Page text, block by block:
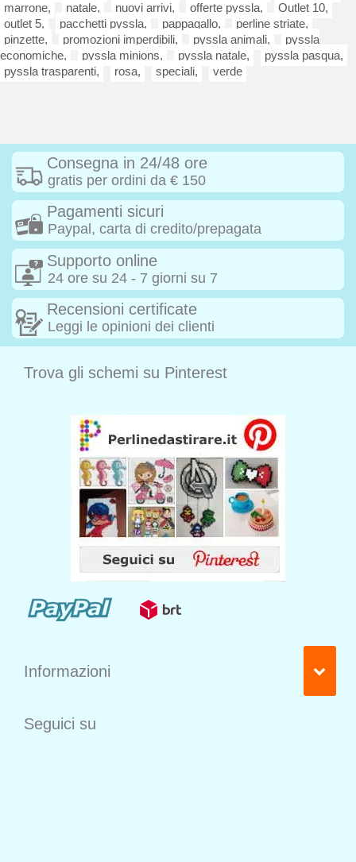
marrone,
natale, nuovi arrivi, offerte pyssla,
Outlet 10,
outlet 5,
pacchetti pyssla, pappagallo,
perline striate,
pinzette,
promozioni imperdibili, pyssla animali,
pyssla
economiche,
pyssla minions, pyssla natale,
pyssla pasqua,
pyssla trasparenti,
rosa, speciali, verde
Consegna in 24/48 ore
gratis per ordini da € 150
Pagamenti sicuri
Paypal, carta di credito/prepagata
Supporto online
24 ore su 24 - 7 giorni su 7
Recensioni certificate
Leggi le opinioni dei clienti
Trova gli schemi su Pinterest
Informazioni
Seguici su